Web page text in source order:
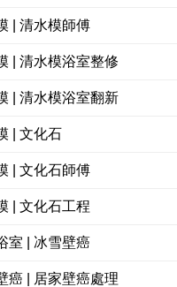
| 清水模師傅
| 清水模浴室整修
| 清水模浴室翻新
| 文化石
| 文化石師傅
| 文化石工程
室 | 冰雪壁癌
癌 | 居家壁癌處理